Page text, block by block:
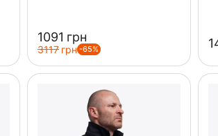
‍1091‍ грн
‍3117‍ грн -65%